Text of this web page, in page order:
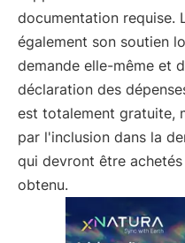
documentation requise.
également son soutien
demande elle-même et
déclaration des
est totalement gratuite,
par l'inclusion dans la
qui devront être
obtenu.